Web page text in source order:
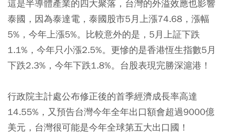
這是半導體產業的四大聚落，台灣的外溢效應也影響
泰國，因為泰達電，泰國股市5月上漲74.68，漲幅
5%，今年上漲5%。比較意外的是，5月上証下跌
1.1%，今年只小漲2.5%。更慘的是香港恆生指數5月
下跌2.3%，今年下跌1.8%。台股表現完勝深滬港！
行政院主計處公布修正後的首季經濟成長率高達
14.55%，又預告台灣今年全年出口額會超過9000億
美元，台灣很可能是今年全球第五大出口國！